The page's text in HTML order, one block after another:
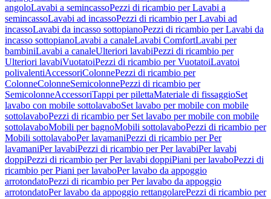
angoloLavabi a semincassoPezzi di ricambio per Lavabi a
semincassoLavabi ad incassoPezzi di ricambio per Lavabi ad
incassoLavabi da incasso sottopianoPezzi di ricambio per Lavabi da
incasso sottopianoLavabi a canaleLavabi ComfortLavabi per
bambiniLavabi a canaleUlteriori lavabiPezzi di ricambio per
Ulteriori lavabiVuotatoiPezzi di ricambio per VuotatoiLavatoi
polivalentiAccessoriColonnePezzi di ricambio per
ColonneColonneSemicolonnePezzi di ricambio per
SemicolonneAccessoriTappi per pilettaMateriale di fissaggioSet
lavabo con mobile sottolavaboSet lavabo per mobile con mobile
sottolavaboPezzi di ricambio per Set lavabo per mobile con mobile
sottolavaboMobili per bagnoMobili sottolavaboPezzi di ricambio per
Mobili sottolavaboPer lavamaniPezzi di ricambio per Per
lavamaniPer lavabiPezzi di ricambio per Per lavabiPer lavabi
doppiPezzi di ricambio per Per lavabi doppiPiani per lavaboPezzi di
ricambio per Piani per lavaboPer lavabo da appoggio
arrotondatoPezzi di ricambio per Per lavabo da appoggio
arrotondatoPer lavabo da appoggio rettangolarePezzi di ricambio per